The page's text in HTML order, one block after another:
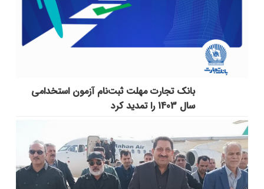
بانک تجارت مهلت ثبت‌نام آزمون استخدامی
سال 1403 را تمدید کرد